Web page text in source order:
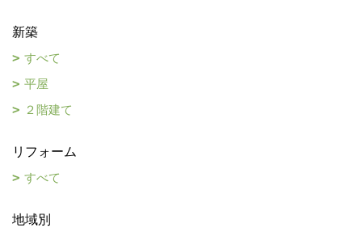
新築
すべて
平屋
２階建て
リフォーム
すべて
地域別